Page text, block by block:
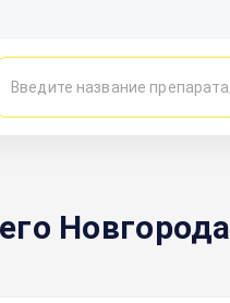
Новгорода